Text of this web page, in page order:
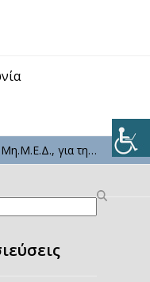
Μη.Μ.Ε.Δ., για τη…